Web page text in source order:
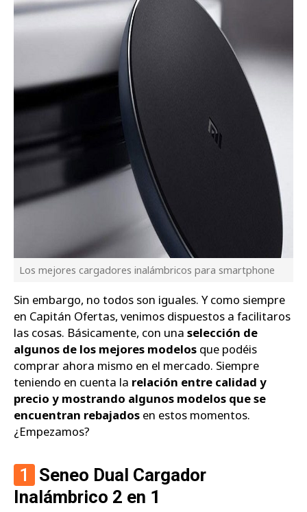
Los mejores cargadores inalámbricos para smartphone
Sin embargo, no todos son iguales. Y como siempre
en Capitán Ofertas, venimos dispuestos a facilitaros
las cosas. Básicamente, con una selección de
algunos de los mejores modelos que podéis
comprar ahora mismo en el mercado. Siempre
teniendo en cuenta la relación entre calidad y
precio y mostrando algunos modelos que se
encuentran rebajados en estos momentos.
¿Empezamos?
1
Seneo Dual Cargador
Inalámbrico 2 en 1